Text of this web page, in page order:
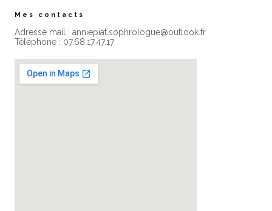
Mes contacts
Adresse mail : anniepiat.sophrologue@outlook.fr
Téléphone : 07.68.17.47.17